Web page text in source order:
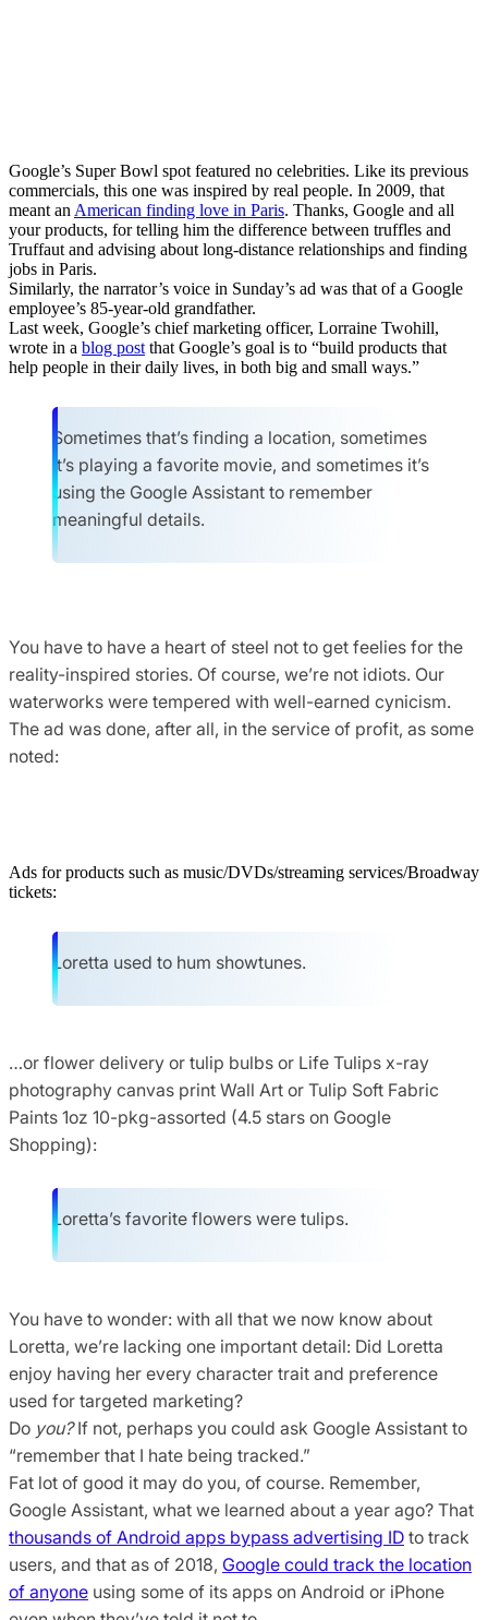
Google’s Super Bowl spot featured no celebrities. Like its previous
commercials, this one was inspired by real people. In 2009, that
meant an American finding love in Paris. Thanks, Google and all
your products, for telling him the difference between truffles and
Truffaut and advising about long-distance relationships and finding
jobs in Paris.
Similarly, the narrator’s voice in Sunday’s ad was that of a Google
employee’s 85-year-old grandfather.
Last week, Google’s chief marketing officer, Lorraine Twohill,
wrote in a blog post that Google’s goal is to “build products that
help people in their daily lives, in both big and small ways.”
Sometimes that’s finding a location, sometimes
it’s playing a favorite movie, and sometimes it’s
using the Google Assistant to remember
meaningful details.
You have to have a heart of steel not to get feelies for the
reality-inspired stories. Of course, we’re not idiots. Our
waterworks were tempered with well-earned cynicism.
The ad was done, after all, in the service of profit, as some
noted:
Ads for products such as music/DVDs/streaming services/Broadway
tickets:
Loretta used to hum showtunes.
…or flower delivery or tulip bulbs or Life Tulips x-ray
photography canvas print Wall Art or Tulip Soft Fabric
Paints 1oz 10-pkg-assorted (4.5 stars on Google
Shopping):
Loretta’s favorite flowers were tulips.
You have to wonder: with all that we now know about
Loretta, we’re lacking one important detail: Did Loretta
enjoy having her every character trait and preference
used for targeted marketing?
Do you?If not, perhaps you could ask Google Assistant to
“remember that I hate being tracked.”
Fat lot of good it may do you, of course. Remember,
Google Assistant, what we learned about a year ago? That
thousands of Android apps bypass advertising ID to track
users, and that as of 2018, Google could track the location
of anyone using some of its apps on Android or iPhone